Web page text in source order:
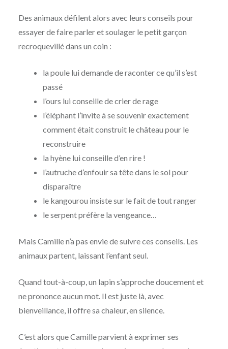
Des animaux défilent alors avec leurs conseils pour
essayer de faire parler et soulager le petit garçon
recroquevillé dans un coin :
la poule lui demande de raconter ce qu’il s’est
passé
l’ours lui conseille de crier de rage
l’éléphant l’invite à se souvenir exactement
comment était construit le château pour le
reconstruire
la hyène lui conseille d’en rire !
l’autruche d’enfouir sa tête dans le sol pour
disparaître
le kangourou insiste sur le fait de tout ranger
le serpent préfère la vengeance…
Mais Camille n’a pas envie de suivre ces conseils. Les
animaux partent, laissant l’enfant seul.
Quand tout-à-coup, un lapin s’approche doucement et
ne prononce aucun mot. Il est juste là, avec
bienveillance, il offre sa chaleur, en silence.
C’est alors que Camille parvient à exprimer ses